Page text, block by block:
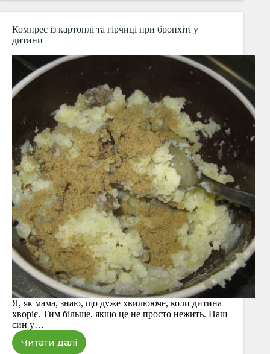
NEB
–
огляд,
ціна,
відгук
Компрес із картоплі та гірчиці при бронхіті у
дитини
Я, як мама, знаю, що дуже хвилююче, коли дитина
хворіє. Тим більше, якщо це не просто нежить. Наш
син у…
Читати далі
Компрес